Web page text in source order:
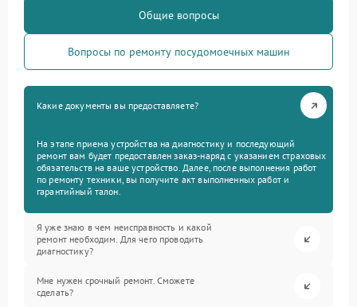
Общие вопросы
Вопросы по ремонту посудомоечных машин
Какие документы вы предоставляете?
На этапе приема устройства на диагностику и последующий
ремонт вам будет предоставлен заказ-наряд с указанием страховых
обязательств на ваше устройство. Далее, после выполнения работ
по ремонту техники, вы получите акт выполненных работ и
гарантийный талон.
Я уже знаю в чем неисправность и какой
ремонт необходим. Для чего проводить
диагностику?
Мне нужен срочный ремонт. Сможете
сделать?